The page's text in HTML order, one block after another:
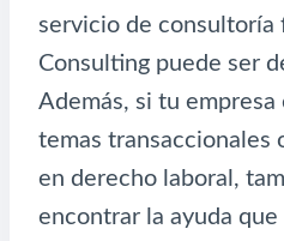
servicio de consultoría
Consulting puede ser
Además, si tu
temas transaccionales
en derecho laboral,
encontrar la ayuda